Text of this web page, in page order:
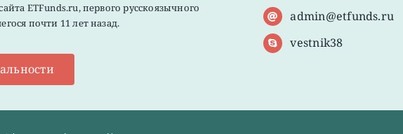
ETFunds.ru, первого русскоязычного
почти 11 лет назад.
admin@etfunds.ru
vestnik38